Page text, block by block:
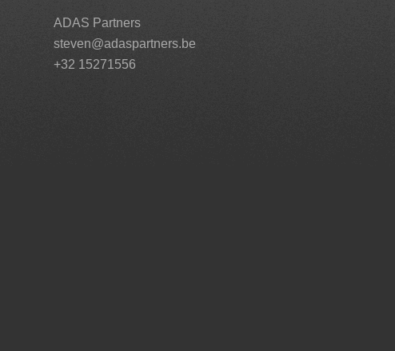
ADAS Partners
steven@adaspartners.be
+32 15271556